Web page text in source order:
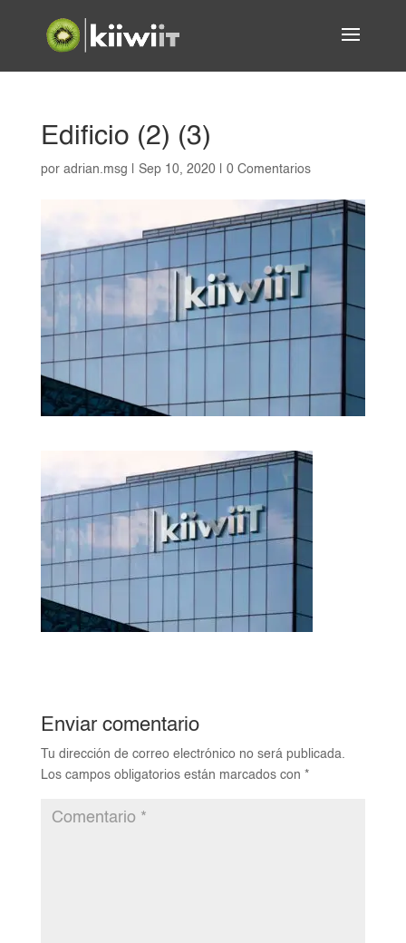
Edificio (2) (3)
por adrian.msg Sep 10, 2020| 0 Comentarios
Enviar comentario
Tu dirección de correo electrónico no será publicada.
Los campos obligatorios están marcados con *